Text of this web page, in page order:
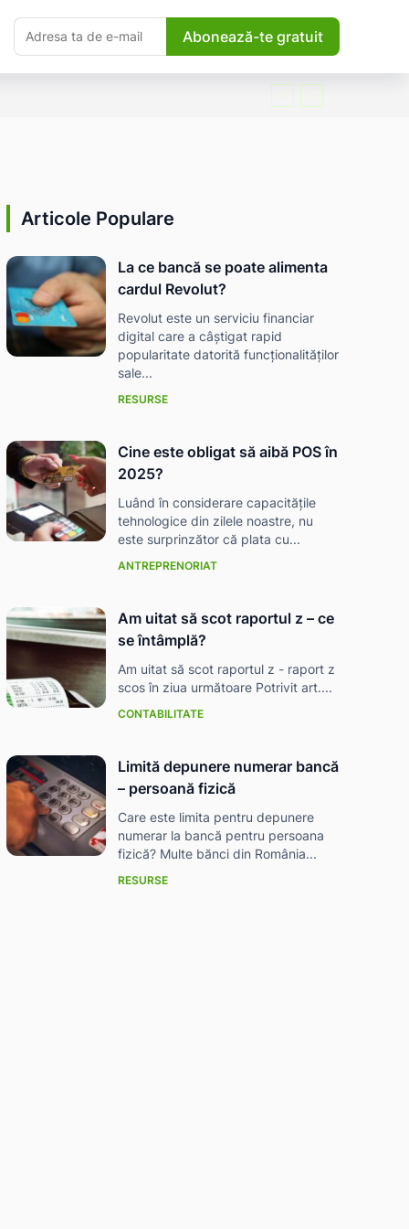
Abonează-te gratuit
Articole Populare
La ce bancă se poate alimenta
cardul Revolut?
Revolut este un serviciu financiar
digital care a câștigat rapid
popularitate datorită funcționalităților
sale...
RESURSE
Cine este obligat să aibă POS în
2025?
Luând în considerare capacitățile
tehnologice din zilele noastre, nu
este surprinzător că plata cu...
ANTREPRENORIAT
Am uitat să scot raportul z – ce
se întâmplă?
Am uitat să scot raportul z - raport z
scos în ziua următoare Potrivit art....
CONTABILITATE
Limită depunere numerar bancă
– persoană fizică
Care este limita pentru depunere
numerar la bancă pentru persoana
fizică? Multe bănci din România...
RESURSE